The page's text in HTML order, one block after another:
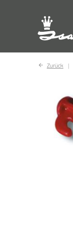
Zurück